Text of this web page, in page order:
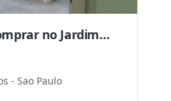
no Jardim
- Sao Paulo